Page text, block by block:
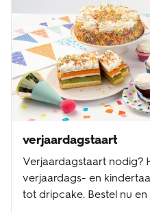
verjaardagstaart
Verjaardagstaart nodig?
verjaardags- en
tot dripcake. Bestel nu en